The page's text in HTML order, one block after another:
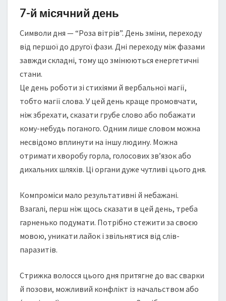
7-й місячний день
Символи дня — “Роза вітрів”. День зміни, переходу
від першої до другої фази. Дні переходу між фазами
завжди складні, тому що змінюються енергетичні
стани.
Це день роботи зі стихіями й вербальної магії,
тобто магії слова. У цей день краще промовчати,
ніж збрехати, сказати грубе слово або побажати
кому-небудь поганого. Одним лише словом можна
несвідомо вплинути на іншу людину. Можна
отримати хворобу горла, голосових зв’язок або
дихальних шляхів. Ці органи дуже чутливі цього дня.
Компроміси мало результативні й небажані.
Взагалі, перш ніж щось сказати в цей день, треба
гарненько подумати. Потрібно стежити за своєю
мовою, уникати лайок і звільнятися від слів-
паразитів.
Cтрижка волосся цього дня притягне до вас сварки
й позови, можливий конфлікт із начальством або